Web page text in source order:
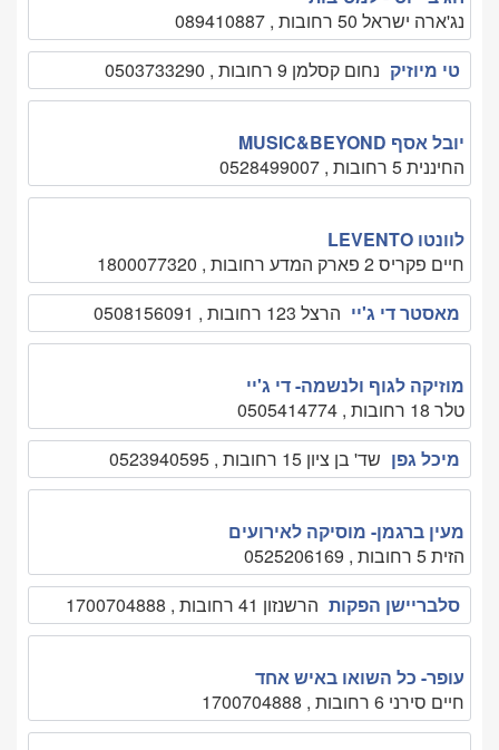
נג'ארה ישראל 50 רחובות , 089410887
טי מיוזיק נחום קסלמן 9 רחובות , 0503733290
יובל אסף MUSIC&BEYOND
החיננית 5 רחובות , 0528499007
לוונטו LEVENTO
חיים פקריס 2 פארק המדע רחובות , 1800077320
מאסטר די ג'יי הרצל 123 רחובות , 0508156091
מוזיקה לגוף ולנשמה- די ג'יי
טלר 18 רחובות , 0505414774
מיכל גפן שד' בן ציון 15 רחובות , 0523940595
מעין ברגמן- מוסיקה לאירועים
הזית 5 רחובות , 0525206169
סלבריישן הפקות הרשנזון 41 רחובות , 1700704888
עופר- כל השואו באיש אחד
חיים סירני 6 רחובות , 1700704888